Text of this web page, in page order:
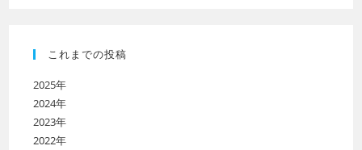
これまでの投稿
2025年
2024年
2023年
2022年